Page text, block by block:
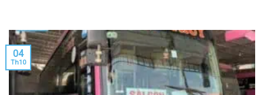
04
Th10